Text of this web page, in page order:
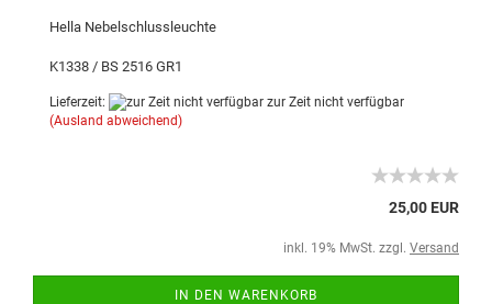
Hella Nebelschlussleuchte
K1338 / BS 2516 GR1
Lieferzeit:
zur Zeit nicht verfügbar
(Ausland abweichend)
25,00 EUR
inkl. 19% MwSt. zzgl. Versand
IN DEN WARENKORB